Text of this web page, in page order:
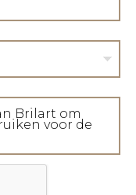
Brilart om
voor de